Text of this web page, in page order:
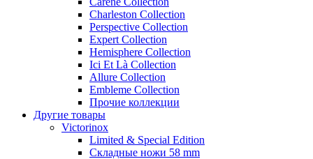
Charleston Collection
Perspective Collection
Expert Collection
Hemisphere Collection
Ici Et Là Collection
Allure Collection
Embleme Collection
Прочие коллекции
Другие товары
Victorinox
Limited & Special Edition
Складные ножи 58 mm